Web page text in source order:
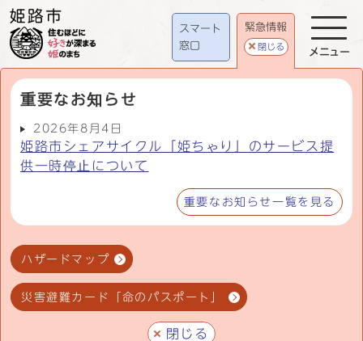
スマート
窓口
緊急情報
閉じる
重要なお知らせ
2026年8月4日
姫路市シェアサイクル「姫ちゃり」のサービス提
供一時停止について
重要なお知らせ一覧を見る
ハザードマップ
災害避難カード「命のパスポート」
閉じる
メニュー